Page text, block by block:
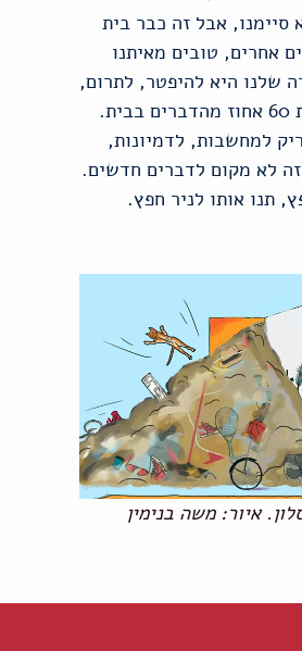
סיימנו, אבל זה כבר בית
אחרים, טובים מאיתנו
שלנו היא להיפטר, לתרום,
להעביר לפחות 60 אחוז מהדברים בבית.
למחשבות, לדמיונות,
לא מקום לדברים חדשים.
תנו אותו לניר חפץ.
איור: משה בנימין